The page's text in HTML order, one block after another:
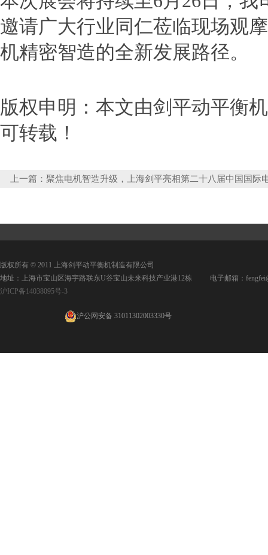
邀请广大行业同仁莅临现场观
机精密智造的全新发展路径。
版权申明：本文由剑平动平衡
可转载！
上一篇： 聚焦电机智造升级，上海剑平亮相第二十八届中国国际
版权所有 © 2011 上海剑平动平衡机制造有限公司
地址：上海市宝山区海宇路联东U谷宝山未来科技产业港12栋 电子邮箱：
沪ICP备14038095号-3
沪公网安备 31011302003330号